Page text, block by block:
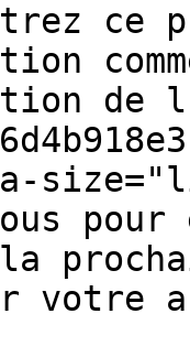
ce
de
pour
votre